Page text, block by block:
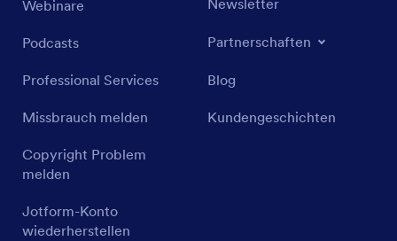
Webinare
Podcasts
Professional Services
Missbrauch melden
Copyright Problem
melden
Jotform-Konto
wiederherstellen
Newsletter
Partnerschaften
Blog
Kundengeschichten